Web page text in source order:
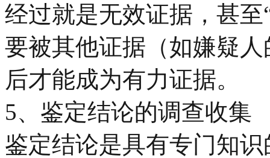
经过就是无效证据，甚
要被其他证据（如嫌疑
后才能成为有力证据。
5、鉴定结论的调查收集
鉴定结论是具有专门知